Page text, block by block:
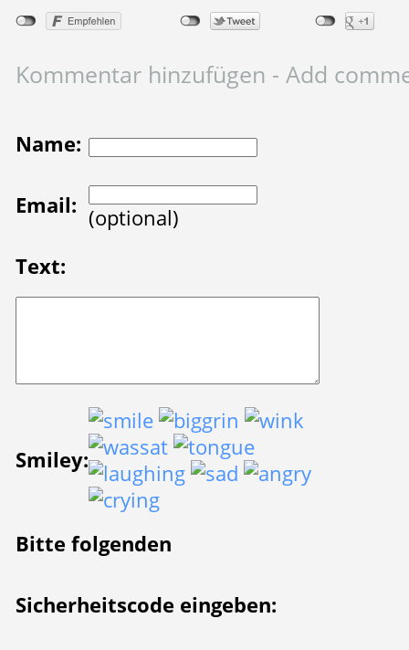
Kommentar hinzufügen - Add
Name:
Email: (optional)
Text:
Smiley:
Bitte folgenden
Sicherheitscode eingeben: